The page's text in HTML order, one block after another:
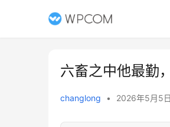
六畜之中他最勤
changlong • 2026年5月5